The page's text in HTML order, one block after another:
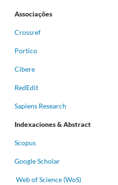
Associações
Crossref
Portico
Cibere
RedEdit
Sapiens Research
Indexaciones & Abstract
Scopus
Google Scholar
Web of Science (WoS)